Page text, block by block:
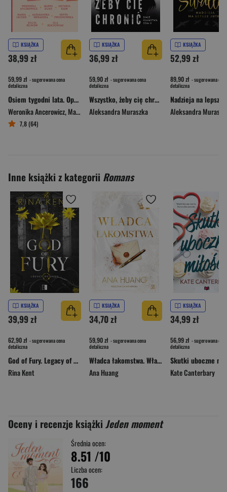
KSIĄŻKA
38,99 zł
59,99 zł - sugerowana cena
detaliczna
Osiem tygodni lata. Opowiadania na wakacje
Weronika Ancerowicz,Marta Bijan ,Oktawia Kain,Maria Lichoń,Aleksandra
7,8 (64)
KSIĄŻKA
36,99 zł
59,90 zł - sugerowana cena
detaliczna
Wszystko, żeby cię chronić. Białe kłamstwa. Tom 2
Aleksandra Muraszka
KSIĄŻKA
52,99 zł
89,90 zł - sugerowana cena
detaliczna
Aleksandra
Inne książki z kategorii Romans
KSIĄŻKA
39,99 zł
62,90 zł - sugerowana cena
detaliczna
God of Fury. Legacy of Gods Tom 5
Rina Kent
KSIĄŻKA
34,70 zł
59,90 zł - sugerowana cena
detaliczna
Władca łakomstwa. Władcy Grzechu
Ana Huang
KSIĄŻKA
34,99 zł
56,99 zł - sugerowana cena
detaliczna
Skutki uboczne
Kate Canterbary
Oceny i recenzje książki Jeden moment
Średnia ocen:
8.51 /10
Liczba ocen:
166